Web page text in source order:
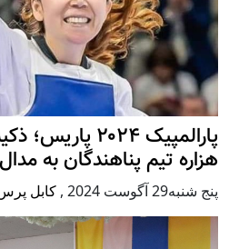
پارالمپیک ۲۰۲۴
هزاره تیم پناهندگان به
پنج شنبه29 آگوست 2024 , کابل